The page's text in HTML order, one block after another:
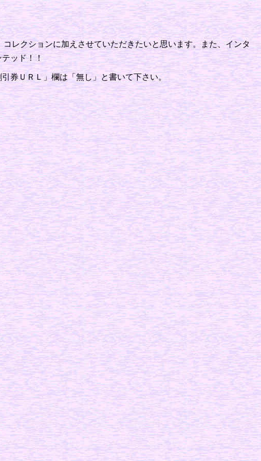
コレクションに加えさせていただきたいと思います。また、インタ
ッド！！
券ＵＲＬ」欄は「無し」と書いて下さい。